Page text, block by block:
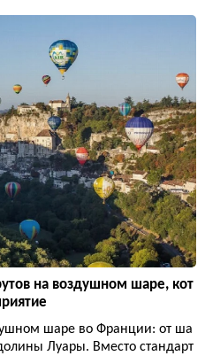
на воздушном шаре, кот
шаре во Франции: от ша
Луары. Вместо стандарт